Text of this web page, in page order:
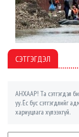
СЭТГЭГДЭЛ
АНХААР! Та сэтгэгдэл
уу. Ёс бус сэтгэгдлийг
хариуцлага хүлээхгүй.